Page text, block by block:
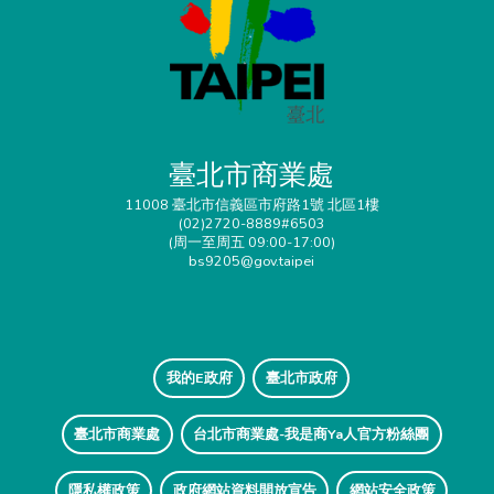
臺北市商業處
11008 臺北市信義區市府路1號 北區1樓
(02)2720-8889#6503
(周一至周五 09:00-17:00)
bs9205@gov.taipei
我的E政府 臺北市政府
臺北市商業處 台北市商業處-我是商Ya人官方粉絲團